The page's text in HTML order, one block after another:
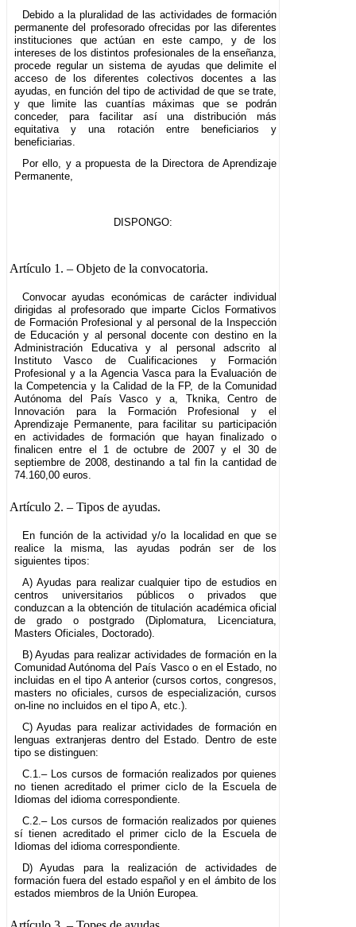
Debido a la pluralidad de las actividades de formación
permanente del profesorado ofrecidas por las diferentes
instituciones que actúan en este campo, y de los
intereses de los distintos profesionales de la enseñanza,
procede regular un sistema de ayudas que delimite el
acceso de los diferentes colectivos docentes a las
ayudas, en función del tipo de actividad de que se trate,
y que limite las cuantías máximas que se podrán
conceder, para facilitar así una distribución más
equitativa y una rotación entre beneficiarios y
beneficiarias.
Por ello, y a propuesta de la Directora de Aprendizaje
Permanente,
DISPONGO:
Artículo 1. – Objeto de la convocatoria.
Convocar ayudas económicas de carácter individual
dirigidas al profesorado que imparte Ciclos Formativos
de Formación Profesional y al personal de la Inspección
de Educación y al personal docente con destino en la
Administración Educativa y al personal adscrito al
Instituto Vasco de Cualificaciones y Formación
Profesional y a la Agencia Vasca para la Evaluación de
la Competencia y la Calidad de la FP, de la Comunidad
Autónoma del País Vasco y a, Tknika, Centro de
Innovación para la Formación Profesional y el
Aprendizaje Permanente, para facilitar su participación
en actividades de formación que hayan finalizado o
finalicen entre el 1 de octubre de 2007 y el 30 de
septiembre de 2008, destinando a tal fin la cantidad de
74.160,00 euros.
Artículo 2. – Tipos de ayudas.
En función de la actividad y/o la localidad en que se
realice la misma, las ayudas podrán ser de los
siguientes tipos:
A) Ayudas para realizar cualquier tipo de estudios en
centros universitarios públicos o privados que
conduzcan a la obtención de titulación académica oficial
de grado o postgrado (Diplomatura, Licenciatura,
Masters Oficiales, Doctorado).
B) Ayudas para realizar actividades de formación en la
Comunidad Autónoma del País Vasco o en el Estado, no
incluidas en el tipo A anterior (cursos cortos, congresos,
masters no oficiales, cursos de especialización, cursos
on-line no incluidos en el tipo A, etc.).
C) Ayudas para realizar actividades de formación en
lenguas extranjeras dentro del Estado. Dentro de este
tipo se distinguen:
C.1.– Los cursos de formación realizados por quienes
no tienen acreditado el primer ciclo de la Escuela de
Idiomas del idioma correspondiente.
C.2.– Los cursos de formación realizados por quienes
sí tienen acreditado el primer ciclo de la Escuela de
Idiomas del idioma correspondiente.
D) Ayudas para la realización de actividades de
formación fuera del estado español y en el ámbito de los
estados miembros de la Unión Europea.